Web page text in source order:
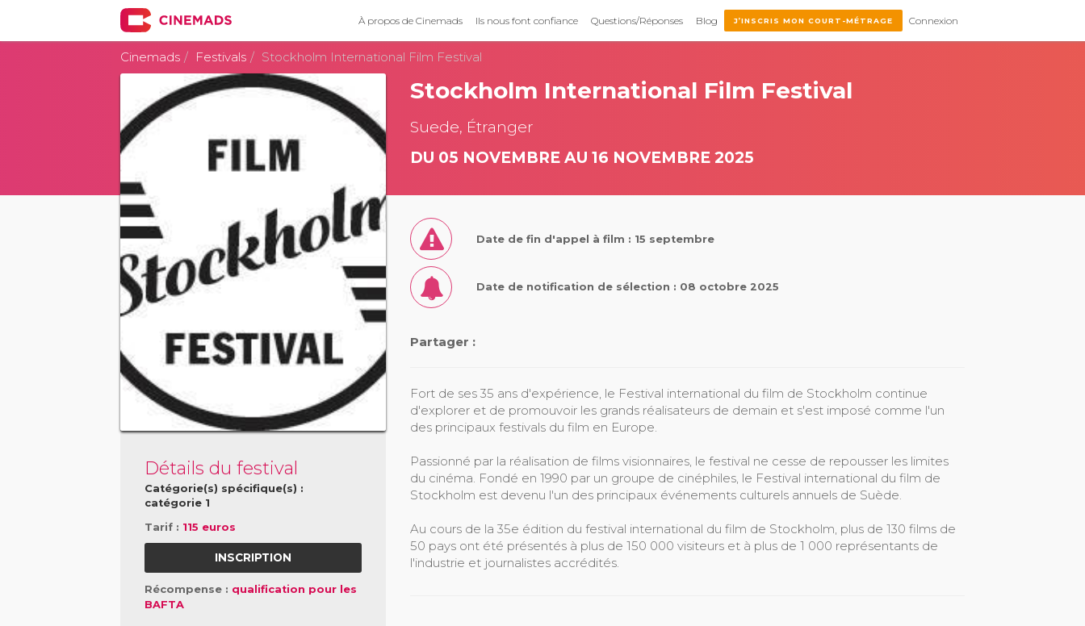
À propos de Cinemads Ils nous font confiance Questions/Réponses Blog J’INSCRIS MON COURT-MÉTRAGE Connexion
Cinemads Festivals Stockholm International Film Festival
Détails du festival
Catégorie(s) spécifique(s) :
catégorie 1
Tarif : 115 euros
INSCRIPTION
Récompense : qualification pour les
BAFTA
Stockholm International Film Festival
Suede, Étranger
DU 05 NOVEMBRE AU 16 NOVEMBRE 2025
Date de fin d'appel à film : 15 septembre
Date de notification de sélection : 08 octobre 2025
Partager :
Fort de ses 35 ans d'expérience, le Festival international du film de Stockholm continue
d'explorer et de promouvoir les grands réalisateurs de demain et s'est imposé comme l'un
des principaux festivals du film en Europe.
Passionné par la réalisation de films visionnaires, le festival ne cesse de repousser les limites
du cinéma. Fondé en 1990 par un groupe de cinéphiles, le Festival international du film de
Stockholm est devenu l'un des principaux événements culturels annuels de Suède.
Au cours de la 35e édition du festival international du film de Stockholm, plus de 130 films de
50 pays ont été présentés à plus de 150 000 visiteurs et à plus de 1 000 représentants de
l'industrie et journalistes accrédités.